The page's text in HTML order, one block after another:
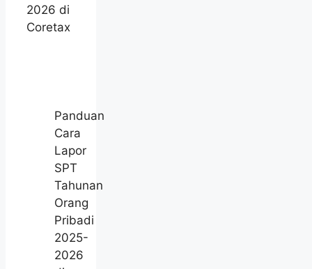
2026 di
Coretax
Panduan
Cara
Lapor
SPT
Tahunan
Orang
Pribadi
2025-
2026